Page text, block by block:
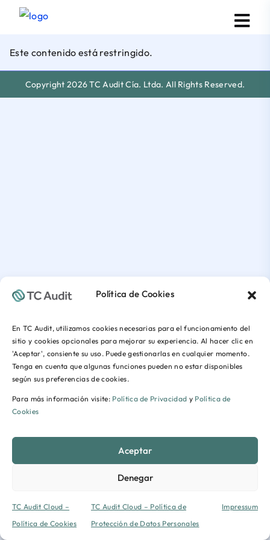
Política de Cookies
En TC Audit, utilizamos cookies necesarias para el funcionamiento del
sitio y cookies opcionales para mejorar su experiencia. Al hacer clic en
'Aceptar', consiente su uso. Puede gestionarlas en cualquier momento.
Tenga en cuenta que algunas funciones pueden no estar disponibles
según sus preferencias de cookies.
Para más información visite: Política de Privacidad y Política de
Cookies
Aceptar
Denegar
TC Audit Cloud –
Política de Cookies
TC Audit Cloud – Política de
Protección de Datos Personales
Impressum
Este contenido está restringido.
Copyright 2026 TC Audit Cía. Ltda. All Rights Reserved.